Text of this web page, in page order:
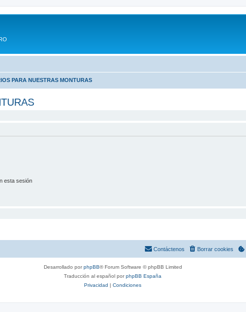
PARA NUESTRAS MONTURAS
esta sesión
Borrar cookies
Contáctenos
Desarrollado porphpBB® Forum Software © phpBB Limited
Traducción al español porphpBB España
Privacidad | Condiciones